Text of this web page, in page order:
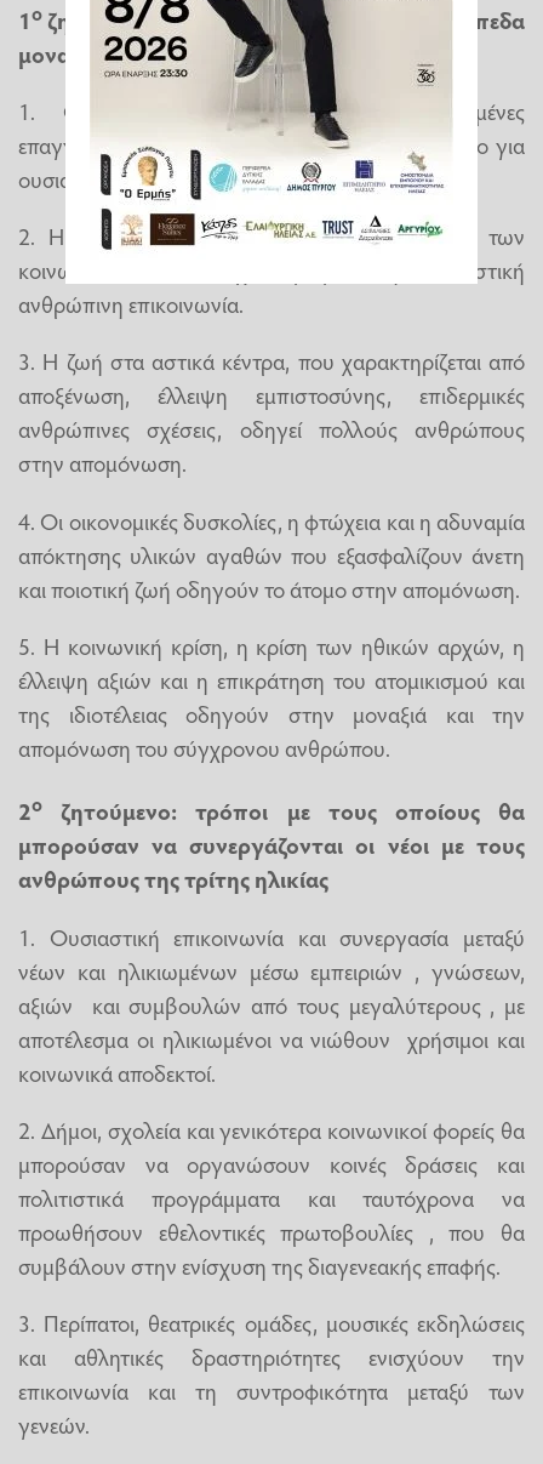
1οζητούμενο: οι λόγοι που αυξάνουν τα επίπεδα
μοναξιάς στην εποχή μας
1. Οι έντονοι ρυθμοί ζωής, οι αυξημένες
επαγγελματικές υποχρεώσεις δεν αφήνουν χρόνο για
ουσιαστικές σχέσεις και επαφές.
2. Η υπερβολική χρήση της τεχνολογίας και των
κοινωνικών δικτύων έχει περιορίσει την ουσιαστική
ανθρώπινη επικοινωνία.
3. Η ζωή στα αστικά κέντρα, που χαρακτηρίζεται από
αποξένωση, έλλειψη εμπιστοσύνης, επιδερμικές
ανθρώπινες σχέσεις, οδηγεί πολλούς ανθρώπους
στην απομόνωση.
4. Οι οικονομικές δυσκολίες, η φτώχεια και η αδυναμία
απόκτησης υλικών αγαθών που εξασφαλίζουν άνετη
και ποιοτική ζωή οδηγούν το άτομο στην απομόνωση.
5. Η κοινωνική κρίση, η κρίση των ηθικών αρχών, η
έλλειψη αξιών και η επικράτηση του ατομικισμού και
της ιδιοτέλειας οδηγούν στην μοναξιά και την
απομόνωση του σύγχρονου ανθρώπου.
2ο
ζητούμενο: τρόποι με τους οποίους θα
μπορούσαν να συνεργάζονται οι νέοι με τους
ανθρώπους της τρίτης ηλικίας
1. Ουσιαστική επικοινωνία και συνεργασία μεταξύ
νέων και ηλικιωμένων μέσω εμπειριών , γνώσεων,
αξιών και συμβουλών από τους μεγαλύτερους , με
αποτέλεσμα οι ηλικιωμένοι να νιώθουν χρήσιμοι και
κοινωνικά αποδεκτοί.
2. Δήμοι, σχολεία και γενικότερα κοινωνικοί φορείς θα
μπορούσαν να οργανώσουν κοινές δράσεις και
πολιτιστικά προγράμματα και ταυτόχρονα να
προωθήσουν εθελοντικές πρωτοβουλίες , που θα
συμβάλουν στην ενίσχυση της διαγενεακής επαφής.
3. Περίπατοι, θεατρικές ομάδες, μουσικές εκδηλώσεις
και αθλητικές δραστηριότητες ενισχύουν την
επικοινωνία και τη συντροφικότητα μεταξύ των
γενεών.